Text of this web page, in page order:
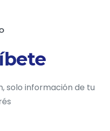
solo información de tu